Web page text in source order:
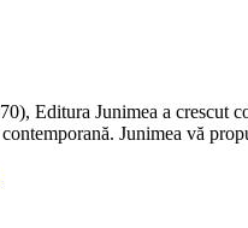
Editura Junimea a crescut
Junimea vă